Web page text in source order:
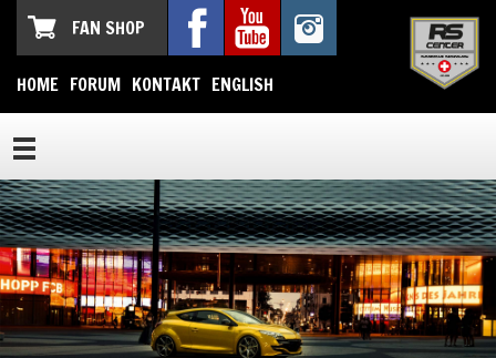
FAN SHOP
HOME FORUM KONTAKT ENGLISH